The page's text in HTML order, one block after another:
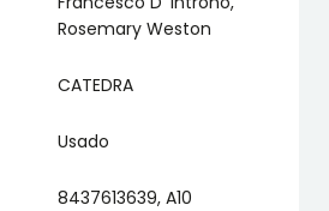
Rosemary Weston
CATEDRA
Usado
8437613639, A10